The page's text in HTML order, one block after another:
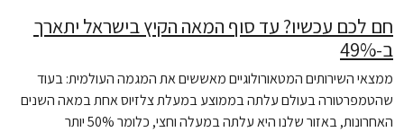
חם לכם עכשיו? עד סוף המאה הקיץ בישראל יתארך
ב-49%
ממצאי השירותים המטאורולוגיים מאששים את המגמה העולמית: בעוד
שהטמפרטורה בעולם עלתה בממוצע במעלת צלזיוס אחת במאה השנים
האחרונות, באזור שלנו היא עלתה במעלה וחצי, כלומר 50% יותר